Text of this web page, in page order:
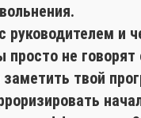
руководителем и
не
твой